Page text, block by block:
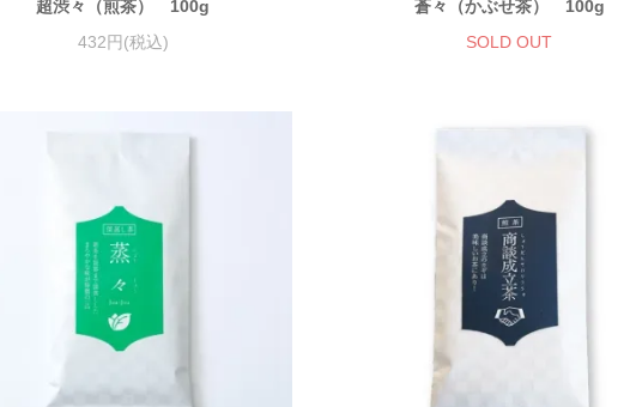
超渋々（煎茶） 100g
432円(税込)
蒼々（かぶせ茶） 100g
SOLD OUT